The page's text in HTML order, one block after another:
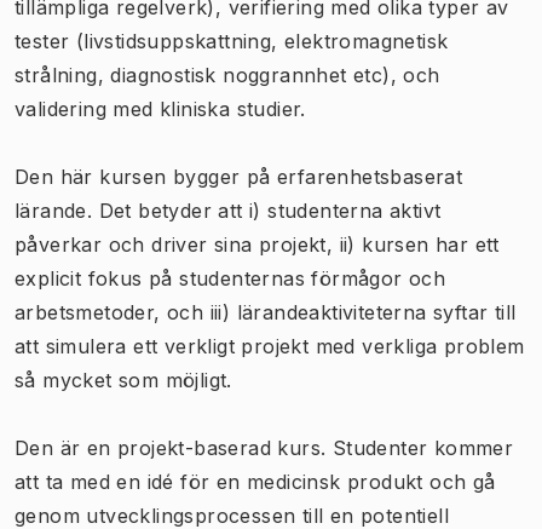
tillämpliga regelverk), verifiering med olika typer av
tester (livstidsuppskattning, elektromagnetisk
strålning, diagnostisk noggrannhet etc), och
validering med kliniska studier.
Den här kursen bygger på erfarenhetsbaserat
lärande. Det betyder att i) studenterna aktivt
påverkar och driver sina projekt, ii) kursen har ett
explicit fokus på studenternas förmågor och
arbetsmetoder, och iii) lärandeaktiviteterna syftar till
att simulera ett verkligt projekt med verkliga problem
så mycket som möjligt.
Den är en projekt-baserad kurs. Studenter kommer
att ta med en idé för en medicinsk produkt och gå
genom utvecklingsprocessen till en potentiell